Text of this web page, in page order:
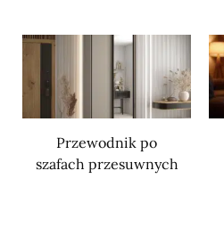
Przewodnik po
szafach przesuwnych